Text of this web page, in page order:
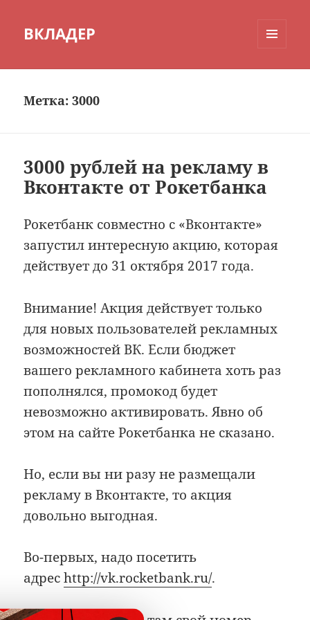
ВКЛАДЕР
Метка:3000
3000 рублей на рекламу в
Вконтакте от Рокетбанка
Рокетбанк совместно с «Вконтакте»
запустил интересную акцию, которая
действует до 31 октября 2017 года.
Внимание! Акция действует только
для новых пользователей рекламных
возможностей ВК. Если бюджет
вашего рекламного кабинета хоть раз
пополнялся, промокод будет
невозможно активировать. Явно об
этом на сайте Рокетбанка не сказано.
Но, если вы ни разу не размещали
рекламу в Вконтакте, то акция
довольно выгодная.
Во-первых, надо посетить
адресhttp://vk.rocketbank.ru/.